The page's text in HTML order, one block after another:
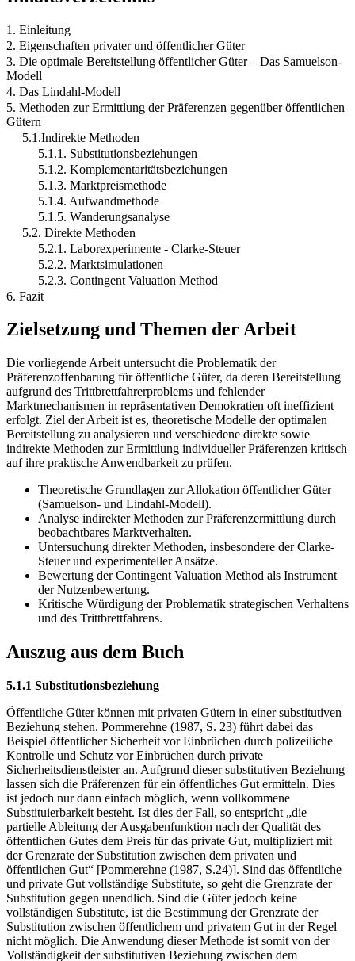
1. Einleitung
2. Eigenschaften privater und öffentlicher Güter
3. Die optimale Bereitstellung öffentlicher Güter – Das Samuelson-
Modell
4. Das Lindahl-Modell
5. Methoden zur Ermittlung der Präferenzen gegenüber öffentlichen
Gütern
5.1.Indirekte Methoden
5.1.1. Substitutionsbeziehungen
5.1.2. Komplementaritätsbeziehungen
5.1.3. Marktpreismethode
5.1.4. Aufwandmethode
5.1.5. Wanderungsanalyse
5.2. Direkte Methoden
5.2.1. Laborexperimente - Clarke-Steuer
5.2.2. Marktsimulationen
5.2.3. Contingent Valuation Method
6. Fazit
Zielsetzung und Themen der Arbeit
Die vorliegende Arbeit untersucht die Problematik der
Präferenzoffenbarung für öffentliche Güter, da deren Bereitstellung
aufgrund des Trittbrettfahrerproblems und fehlender
Marktmechanismen in repräsentativen Demokratien oft ineffizient
erfolgt. Ziel der Arbeit ist es, theoretische Modelle der optimalen
Bereitstellung zu analysieren und verschiedene direkte sowie
indirekte Methoden zur Ermittlung individueller Präferenzen kritisch
auf ihre praktische Anwendbarkeit zu prüfen.
Theoretische Grundlagen zur Allokation öffentlicher Güter
(Samuelson- und Lindahl-Modell).
Analyse indirekter Methoden zur Präferenzermittlung durch
beobachtbares Marktverhalten.
Untersuchung direkter Methoden, insbesondere der Clarke-
Steuer und experimenteller Ansätze.
Bewertung der Contingent Valuation Method als Instrument
der Nutzenbewertung.
Kritische Würdigung der Problematik strategischen Verhaltens
und des Trittbrettfahrens.
Auszug aus dem Buch
5.1.1 Substitutionsbeziehung
Öffentliche Güter können mit privaten Gütern in einer substitutiven
Beziehung stehen. Pommerehne (1987, S. 23) führt dabei das
Beispiel öffentlicher Sicherheit vor Einbrüchen durch polizeiliche
Kontrolle und Schutz vor Einbrüchen durch private
Sicherheitsdienstleister an. Aufgrund dieser substitutiven Beziehung
lassen sich die Präferenzen für ein öffentliches Gut ermitteln. Dies
ist jedoch nur dann einfach möglich, wenn vollkommene
Substituierbarkeit besteht. Ist dies der Fall, so entspricht „die
partielle Ableitung der Ausgabenfunktion nach der Qualität des
öffentlichen Gutes dem Preis für das private Gut, multipliziert mit
der Grenzrate der Substitution zwischen dem privaten und
öffentlichen Gut“ [Pommerehne (1987, S.24)]. Sind das öffentliche
und private Gut vollständige Substitute, so geht die Grenzrate der
Substitution gegen unendlich. Sind die Güter jedoch keine
vollständigen Substitute, ist die Bestimmung der Grenzrate der
Substitution zwischen öffentlichem und privatem Gut in der Regel
nicht möglich. Die Anwendung dieser Methode ist somit von der
Vollständigkeit der substitutiven Beziehung zwischen dem